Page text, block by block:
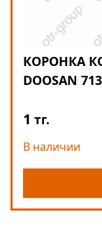
КОРОНКА
DOOSAN
1 тг.
В наличии